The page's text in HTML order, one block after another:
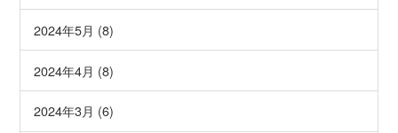
2024年5月 (8)
2024年4月 (8)
2024年3月 (6)